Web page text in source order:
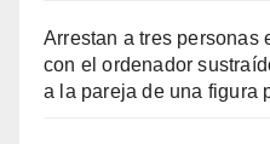
Arrestan a tres personas
con el ordenador
a la pareja de una figura